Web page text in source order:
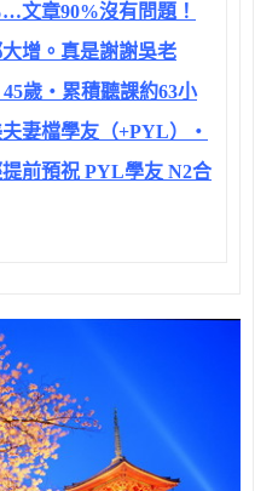
文章90%沒有問題！
增。真是謝謝吳老
歲‧累積聽課約63小
妻檔學友（+PYL）‧
前預祝 PYL學友 N2合